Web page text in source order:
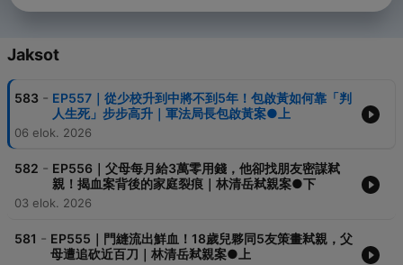
Jaksot
583 - EP557｜從少校升到中將不到5年！包啟黃如何靠「判
人生死」步步高升｜軍法局長包啟黃案●上
06 elok. 2026
582 - EP556｜父母每月給3萬零用錢，他卻找朋友密謀弒
親！揭血案背後的家庭裂痕｜林清岳弒親案●下
03 elok. 2026
581 - EP555｜門縫流出鮮血！18歲兒夥同5友策畫弒親，父
母遭追砍近百刀｜林清岳弒親案●上